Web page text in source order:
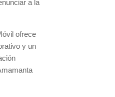
a la
ofrece
y un